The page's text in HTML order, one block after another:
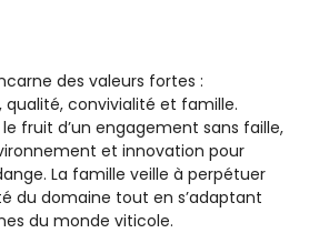
des valeurs fortes :
convivialité et famille.
fruit d’un engagement sans faille,
et innovation pour
La famille veille à perpétuer
du domaine tout en s’adaptant
du monde viticole.